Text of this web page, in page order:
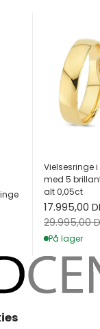
Vielsesringe i
med 5
alt 0,05ct
Salgspris
17.995,00
Normalpris
29.995,00
På lager